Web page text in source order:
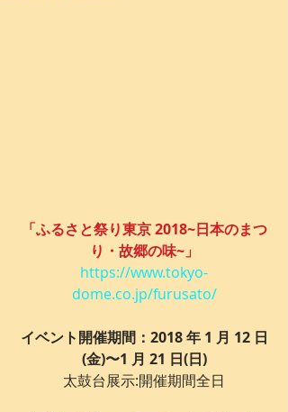
「ふるさと祭り東京 2018~日本のまつ
り・故郷の味~」
https://www.tokyo-
dome.co.jp/furusato/
イベント開催期間：2018 年 1 月 12 日
(金)〜1 月 21 日(日)
太鼓台展示:開催期間全日